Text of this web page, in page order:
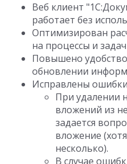
Веб клиент
работает без
Оптимизирован
на процессы и
Повышено
обновлении
Исправлены
При удалении
вложений из
задается
вложение
несколько).
В случае